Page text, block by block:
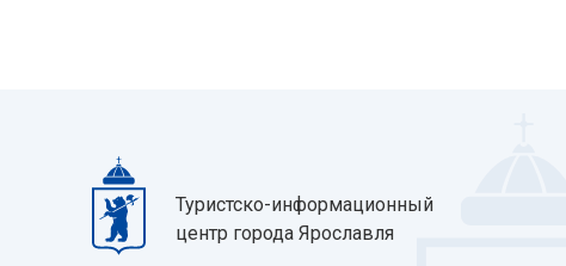
Туристско-информационный
центр города Ярославля